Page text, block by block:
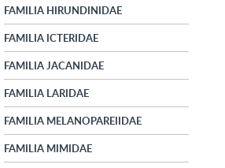
FAMILIA HIRUNDINIDAE
FAMILIA ICTERIDAE
FAMILIA JACANIDAE
FAMILIA LARIDAE
FAMILIA MELANOPAREIIDAE
FAMILIA MIMIDAE